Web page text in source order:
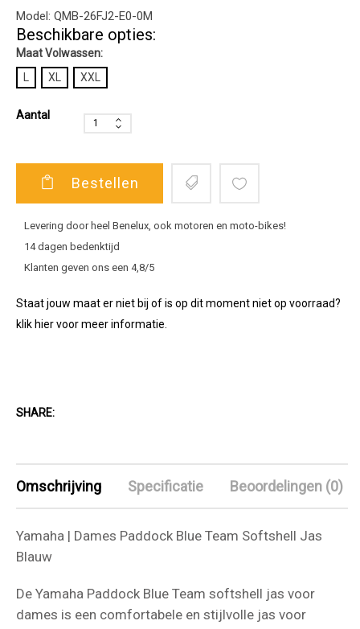
Model: QMB-26FJ2-E0-0M
Beschikbare opties:
Maat Volwassen:
XL XXL
Aantal
Bestellen
Levering door heel Benelux, ook motoren en moto-bikes!
14 dagen bedenktijd
Klanten geven ons een 4,8/5
Staat jouw maat er niet bij of is op dit moment niet op voorraad?
klik hier voor meer informatie.
SHARE:
Omschrijving Specificatie Beoordelingen (0)
Yamaha | Dames Paddock Blue Team Softshell Jas
Blauw
De Yamaha Paddock Blue Team softshell jas voor
dames is een comfortabele en stijlvolle jas voor